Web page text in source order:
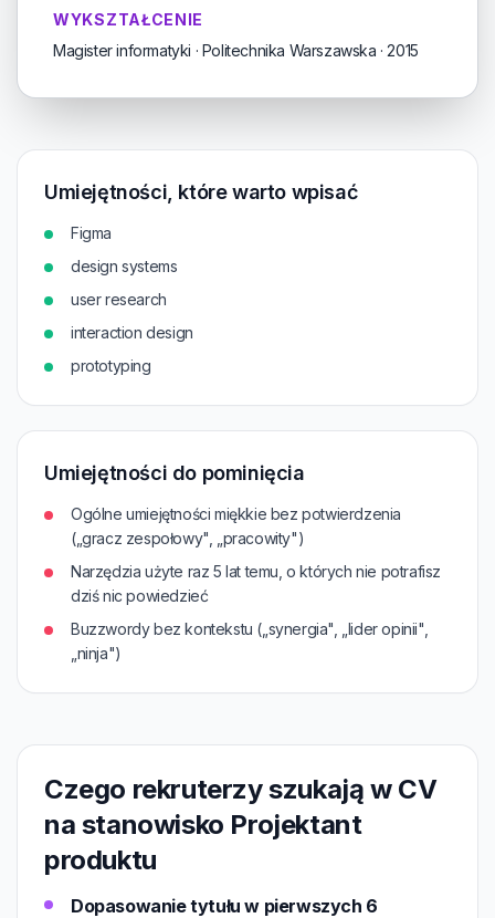
WYKSZTAŁCENIE
Magister informatyki · Politechnika Warszawska · 2015
Umiejętności, które warto wpisać
Figma
design systems
user research
interaction design
prototyping
Umiejętności do pominięcia
Ogólne umiejętności miękkie bez potwierdzenia
(„gracz zespołowy", „pracowity")
Narzędzia użyte raz 5 lat temu, o których nie potrafisz
dziś nic powiedzieć
Buzzwordy bez kontekstu („synergia", „lider opinii",
„ninja")
Czego rekruterzy szukają w CV
na stanowisko Projektant
produktu
Dopasowanie tytułu w pierwszych 6